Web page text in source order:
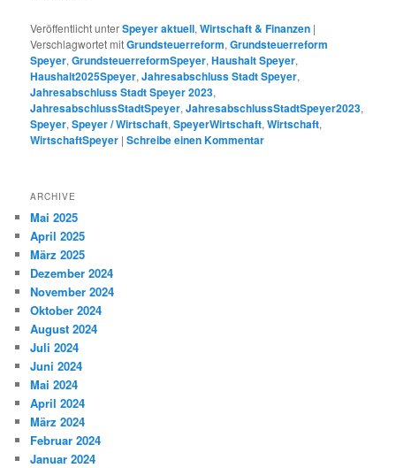
Veröffentlicht unterSpeyer aktuell,Wirtschaft & Finanzen |
Verschlagwortet mitGrundsteuerreform,Grundsteuerreform
Speyer,GrundsteuerreformSpeyer,Haushalt Speyer,
Haushalt2025Speyer,Jahresabschluss Stadt Speyer,
Jahresabschluss Stadt Speyer 2023,
JahresabschlussStadtSpeyer,JahresabschlussStadtSpeyer2023,
Speyer,Speyer / Wirtschaft,SpeyerWirtschaft,Wirtschaft,
WirtschaftSpeyer |Schreibe einen Kommentar
ARCHIVE
Mai 2025
April 2025
März 2025
Dezember 2024
November 2024
Oktober 2024
August 2024
Juli 2024
Juni 2024
Mai 2024
April 2024
März 2024
Februar 2024
Januar 2024